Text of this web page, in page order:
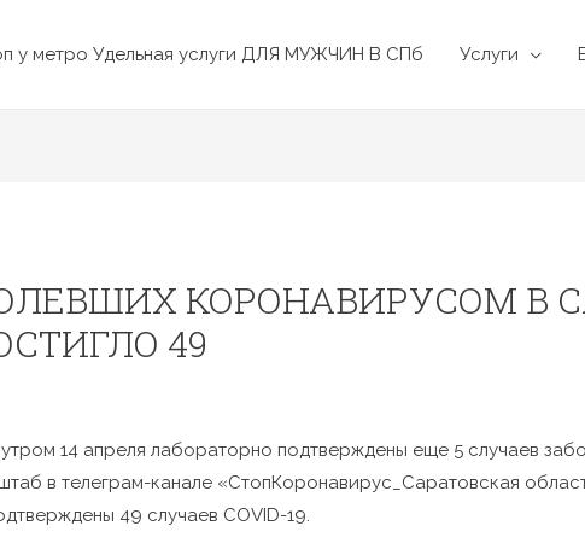
у метро Удельная услуги ДЛЯ МУЖЧИН В СПб Услуги
КОРОНАВИРУСОМ В
49
14 апреля лабораторно подтверждены еще 5 случаев
в телеграм-канале «СтопКоронавирус_Саратовская
49 случаев COVID-19.